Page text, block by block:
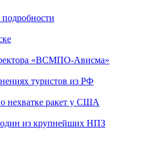
«ВСМПО-Ависма»
туристов из РФ
нехватке ракет у США
один из крупнейших НПЗ